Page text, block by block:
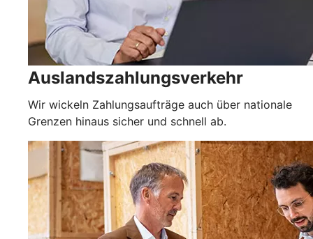
Auslandszahlungsverkehr
Wir wickeln Zahlungsaufträge auch über nationale
Grenzen hinaus sicher und schnell ab.